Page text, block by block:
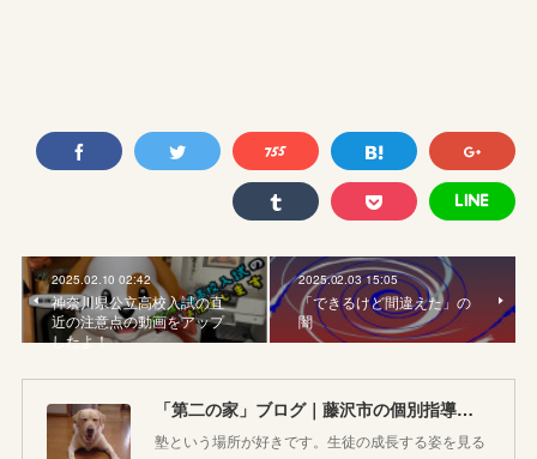
2025.02.10 02:42
神奈川県公立高校入試の直
近の注意点の動画をアップ
したよ！
2025.02.03 15:05
「できるけど間違えた」の
闇
「第二の家」ブログ｜藤沢市の個別指導塾のお話
塾という場所が好きです。生徒の成長する姿を見る